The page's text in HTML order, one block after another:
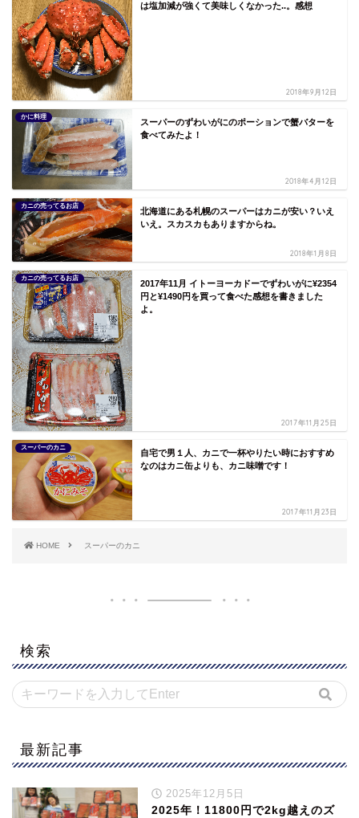
は塩加減が強くて美味しくなかった..。感想
2018年9月12日
かに料理
スーパーのずわいがにのポーションで蟹バターを
食べてみたよ！
2018年4月12日
カニの売ってるお店
北海道にある札幌のスーパーはカニが安い？いえ
いえ。スカスカもありますからね。
2018年1月8日
カニの売ってるお店
2017年11月 イトーヨーカドーでずわいがに¥2354
円と¥1490円を買って食べた感想を書きました
よ。
2017年11月25日
スーパーのカニ
自宅で男１人、カニで一杯やりたい時におすすめ
なのはカニ缶よりも、カニ味噌です！
2017年11月23日
HOME スーパーのカニ
検索
最新記事
2025年12月5日
2025年！11800円で2kg越えのズ